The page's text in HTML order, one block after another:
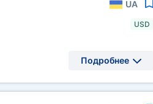
UA
USD
Подробнее